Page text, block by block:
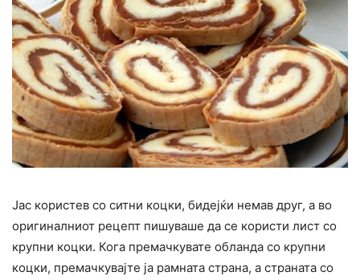
Јас користев со ситни коцки, бидејќи немав друг, а во
оригиналниот рецепт пишуваше да се користи лист со
крупни коцки. Кога премачкувате обланда со крупни
коцки, премачкувајте ја рамната страна, а страната со